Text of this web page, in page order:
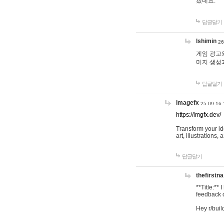
답글달기
lshimin
게임 광고
미지 생성
답글달기
imagefx 25-09-16
https://imgfx.dev/
Transform your
art, illustrations,
답글달기
**Title:** I
feedback
Hey r/